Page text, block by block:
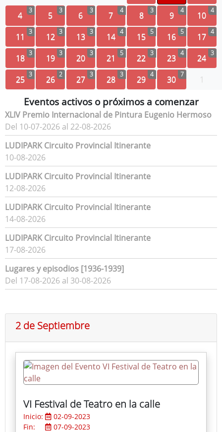
4 3 5 3 6 3 7 4 8 3 9 4 10 4
11 3 12 3 13 3 14 4 15 5 16 5 17 4
18 3 19 3 20 3 21 5 22 3 23 4 24 3
25 3 26 2 27 3 28 3 29 4 30 7 1
Eventos activos o próximos a comenzar
XLIV Premio Internacional de Pintura Eugenio Hermoso
Del 10-07-2026 al 22-08-2026
LUDIPARK Circuito Provincial Itinerante
10-08-2026
LUDIPARK Circuito Provincial Itinerante
12-08-2026
LUDIPARK Circuito Provincial Itinerante
14-08-2026
LUDIPARK Circuito Provincial Itinerante
17-08-2026
Lugares y episodios [1936-1939]
Del 17-08-2026 al 30-08-2026
2 de Septiembre
VI Festival de Teatro en la calle
Inicio:
02-09-2023
Fin:
07-09-2023